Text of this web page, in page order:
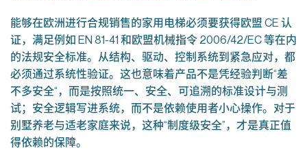
能够在欧洲进行合规销售的家用电梯必须要获得欧盟 CE 认
证，满足例如 EN 81-41 和欧盟机械指令 2006/42/EC 等在内
的法规安全标准。从结构、驱动、控制系统到紧急应对，都
必须通过系统性验证。这也意味着产品不是凭经验判断“差
不多安全“，而是按照统一、安全、可追溯的标准设计与测
试；安全逻辑写进系统，而不是依赖使用者小心操作。对于
别墅养老与适老家庭来说，这种“制度级安全”，才是真正值
得依赖的保障。